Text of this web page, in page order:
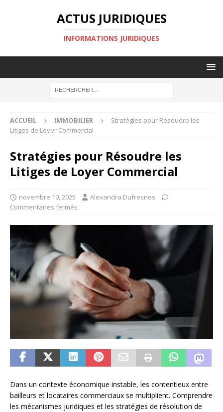
ACTUS JURIDIQUES
INFORMATIONS JURIDIQUES
ACCUEIL IMMOBILIER
Stratégies pour Résoudre les
Litiges de Loyer Commercial
Stratégies pour Résoudre les
Litiges de Loyer Commercial
novembre 10, 2025
Alexandra Dufresnes
Commentaires fermés
Dans un contexte économique instable, les contentieux entre
bailleurs et locataires commerciaux se multiplient. Comprendre
les mécanismes juridiques et les stratégies de résolution de